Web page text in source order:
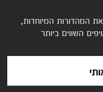
המהדורות המיוחדות,
השווים ביותר